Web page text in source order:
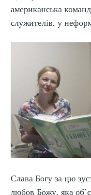
американська
служителів, у
Слава Богу за цю
любов Божу, яка
Stay up to
greatest